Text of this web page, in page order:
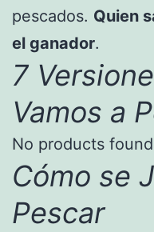
pescados. Quien
el ganador.
7
Vamos a
No products
Cómo se
Pescar